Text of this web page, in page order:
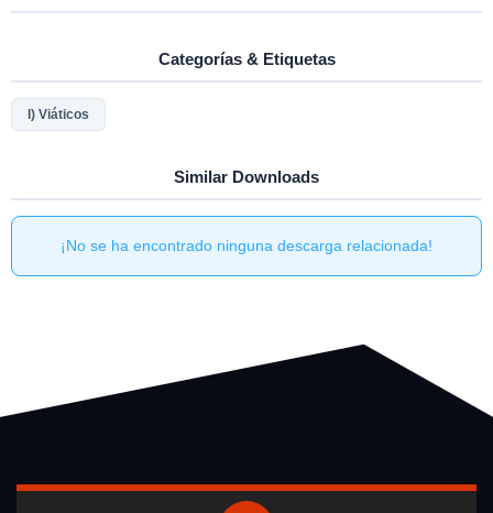
Categorías & Etiquetas
l) Viáticos
Similar Downloads
¡No se ha encontrado ninguna descarga relacionada!